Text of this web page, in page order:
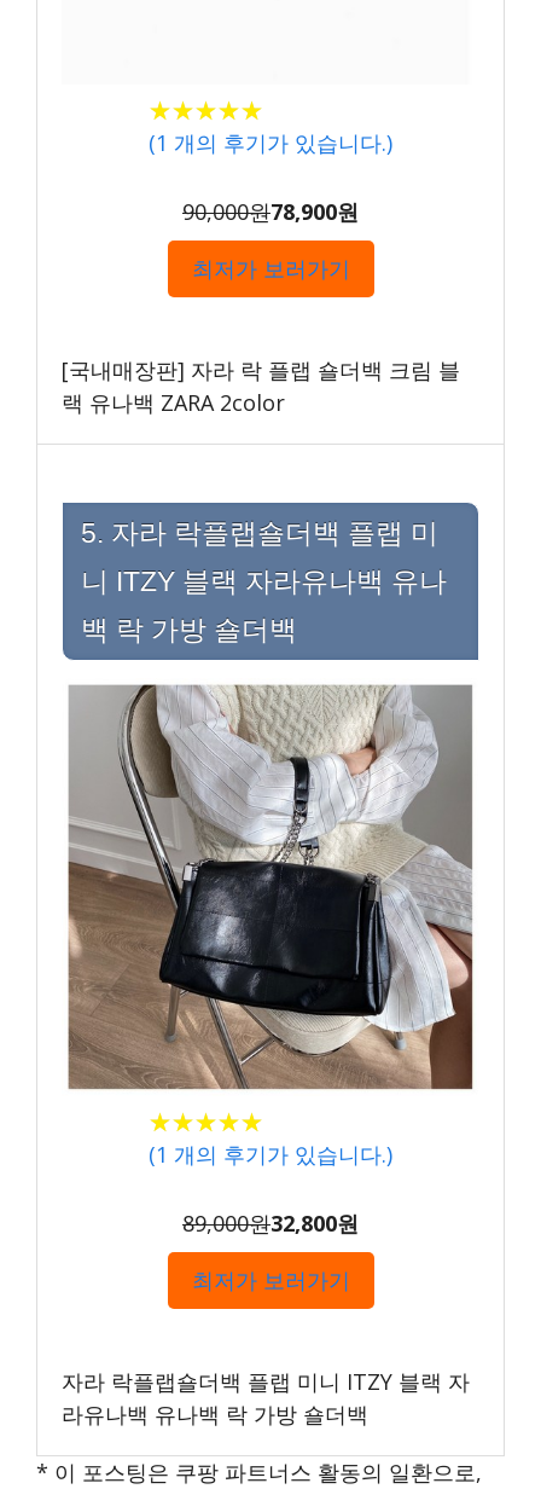
★★★★★
★★★★★
(1 개의 후기가 있습니다.)
90,000원78,900원
최저가 보러가기
[국내매장판] 자라 락 플랩 숄더백 크림 블
랙 유나백 ZARA 2color
5. 자라 락플랩숄더백 플랩 미
니 ITZY 블랙 자라유나백 유나
백 락 가방 숄더백
★★★★★
★★★★★
(1 개의 후기가 있습니다.)
89,000원32,800원
최저가 보러가기
자라 락플랩숄더백 플랩 미니 ITZY 블랙 자
라유나백 유나백 락 가방 숄더백
* 이 포스팅은 쿠팡 파트너스 활동의 일환으로,